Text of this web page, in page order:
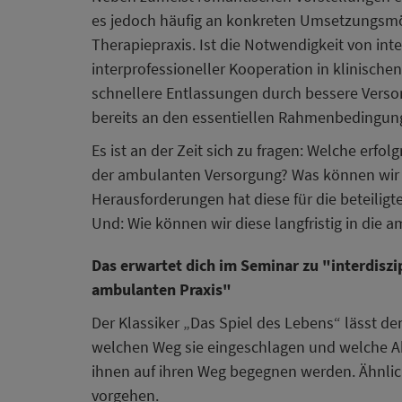
es jedoch häufig an konkreten
Therapiepraxis. Ist die Notwendigkeit von
interprofessioneller Kooperation in
schnellere Entlassungen durch bessere
bereits an den essentiellen
Es ist an der Zeit sich zu fragen: Welche
der ambulanten Versorgung? Was können
Herausforderungen hat diese für die
Und: Wie können wir diese langfristig in die
Das erwartet dich im Seminar zu
ambulanten Praxis"
Der Klassiker „Das Spiel des Lebens“ lässt
welchen Weg sie eingeschlagen und welche
ihnen auf ihren Weg begegnen werden.
vorgehen.